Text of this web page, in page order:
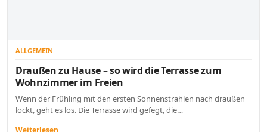
ALLGEMEIN
Draußen zu Hause – so wird die Terrasse zum
Wohnzimmer im Freien
Wenn der Frühling mit den ersten Sonnenstrahlen nach draußen
lockt, geht es los. Die Terrasse wird gefegt, die…
Weiterlesen